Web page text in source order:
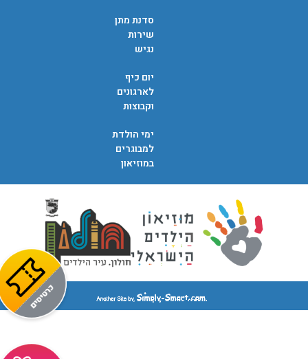
סדנת מתן
שירות
נגיש
יום כיף
לארגונים
וקבוצות
ימי הולדת
למבוגרים
במוזיאון